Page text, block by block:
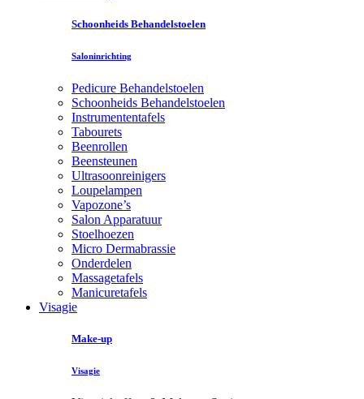
Schoonheids Behandelstoelen
Saloninrichting
Pedicure Behandelstoelen
Schoonheids Behandelstoelen
Instrumententafels
Tabourets
Beenrollen
Beensteunen
Ultrasoonreinigers
Loupelampen
Vapozone’s
Salon Apparatuur
Stoelhoezen
Micro Dermabrassie
Onderdelen
Massagetafels
Manicuretafels
Visagie
Make-up
Visagie